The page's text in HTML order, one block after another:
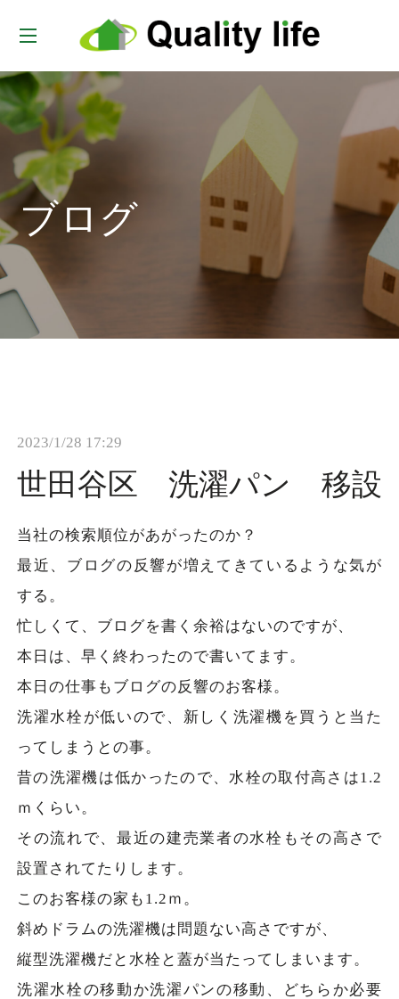
ブログ
2023/1/28 17:29
世田谷区 洗濯パン 移設
当社の検索順位があがったのか？
最近、ブログの反響が増えてきているような気が
する。
忙しくて、ブログを書く余裕はないのですが、
本日は、早く終わったので書いてます。
本日の仕事もブログの反響のお客様。
洗濯水栓が低いので、新しく洗濯機を買うと当た
ってしまうとの事。
昔の洗濯機は低かったので、水栓の取付高さは1.2
ｍくらい。
その流れで、最近の建売業者の水栓もその高さで
設置されてたりします。
このお客様の家も1.2ｍ。
斜めドラムの洗濯機は問題ない高さですが、
縦型洗濯機だと水栓と蓋が当たってしまいます。
洗濯水栓の移動か洗濯パンの移動、どちらか必要
t
o
g
l
n
a
i
i
o